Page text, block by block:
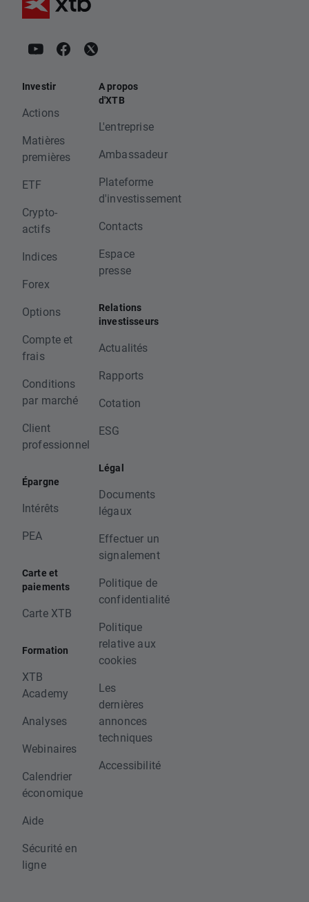
Investir
Actions
Matières
premières
ETF
Crypto-
actifs
Indices
Forex
Options
Compte et
frais
Conditions
par marché
Client
professionnel
Épargne
Intérêts
PEA
Carte et
paiements
Carte XTB
Formation
XTB
Academy
Analyses
Webinaires
Calendrier
économique
Aide
Sécurité en
ligne
A propos
d'XTB
L'entreprise
Ambassadeur
Plateforme
d'investissement
Contacts
Espace
presse
Relations
investisseurs
Actualités
Rapports
Cotation
ESG
Légal
Documents
légaux
Effectuer un
signalement
Politique de
confidentialité
Politique
relative aux
cookies
Les
dernières
annonces
techniques
Accessibilité